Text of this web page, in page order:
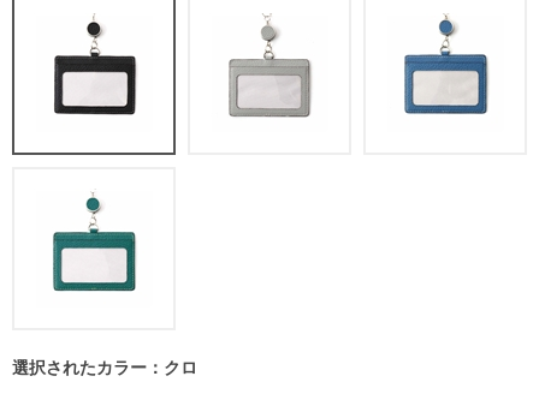
選択されたカラー：クロ